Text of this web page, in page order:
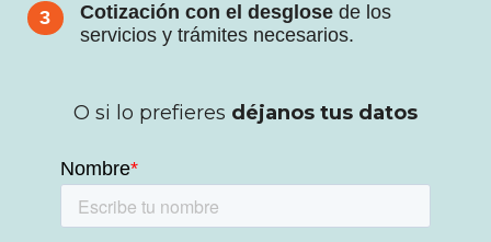
3 Cotización con el desglosede los
servicios y trámites necesarios.
O si lo prefieres déjanos tus datos